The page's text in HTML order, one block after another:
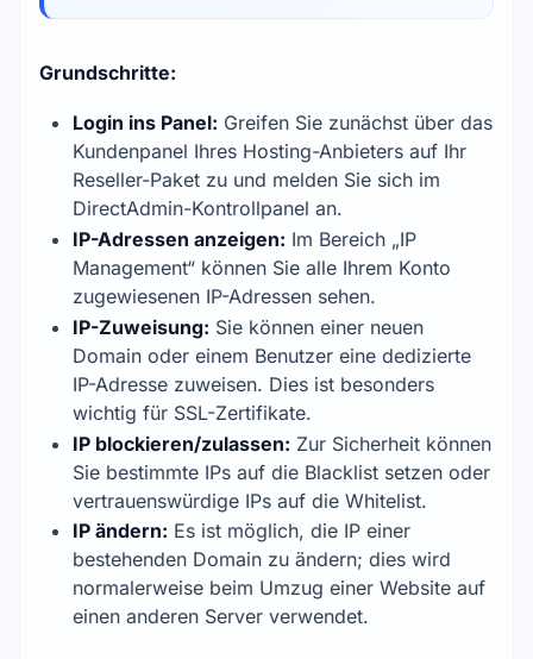
Grundschritte:
Login ins Panel: Greifen Sie zunächst über das
Kundenpanel Ihres Hosting-Anbieters auf Ihr
Reseller-Paket zu und melden Sie sich im
DirectAdmin-Kontrollpanel an.
IP-Adressen anzeigen: Im Bereich „IP
Management“ können Sie alle Ihrem Konto
zugewiesenen IP-Adressen sehen.
IP-Zuweisung: Sie können einer neuen
Domain oder einem Benutzer eine dedizierte
IP-Adresse zuweisen. Dies ist besonders
wichtig für SSL-Zertifikate.
IP blockieren/zulassen: Zur Sicherheit können
Sie bestimmte IPs auf die Blacklist setzen oder
vertrauenswürdige IPs auf die Whitelist.
IP ändern: Es ist möglich, die IP einer
bestehenden Domain zu ändern; dies wird
normalerweise beim Umzug einer Website auf
einen anderen Server verwendet.